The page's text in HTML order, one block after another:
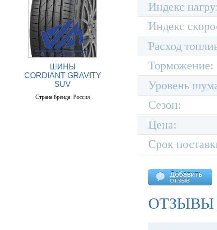
ШИНЫ
CORDIANT GRAVITY
SUV
Страна бренда: Россия
Индекс
Индекс
Расход
Торможение:
Уровень
Сезон:
Цена:
Срок
ОТЗЫВЫ